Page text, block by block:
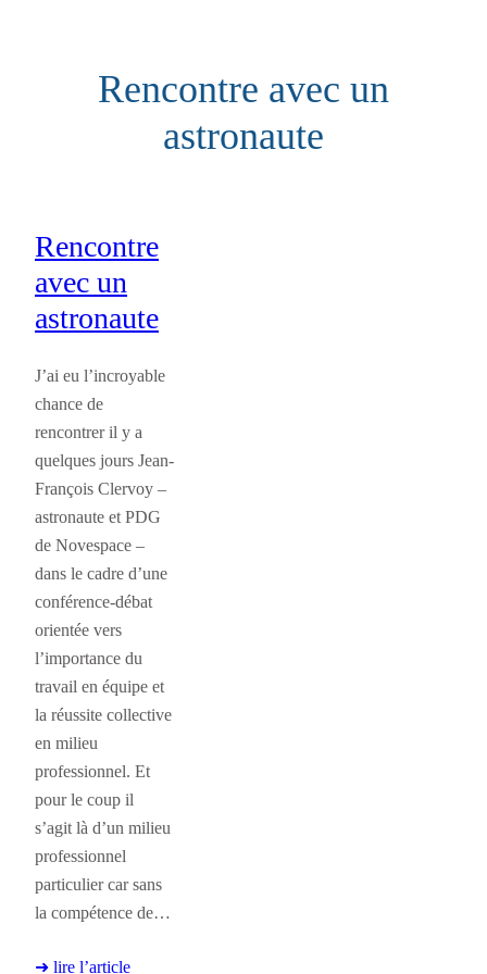
Rencontre avec un
astronaute
Rencontre
avec un
astronaute
J’ai eu l’incroyable
chance de
rencontrer il y a
quelques jours Jean-
François Clervoy –
astronaute et PDG
de Novespace –
dans le cadre d’une
conférence-débat
orientée vers
l’importance du
travail en équipe et
la réussite collective
en milieu
professionnel. Et
pour le coup il
s’agit là d’un milieu
professionnel
particulier car sans
la compétence de…
➜ lire l’article